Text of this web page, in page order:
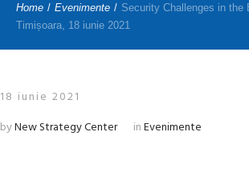
Home / Evenimente / Security Challenges in the
Timișoara, 18 iunie 2021
18 iunie 2021
byNew Strategy Center inEvenimente